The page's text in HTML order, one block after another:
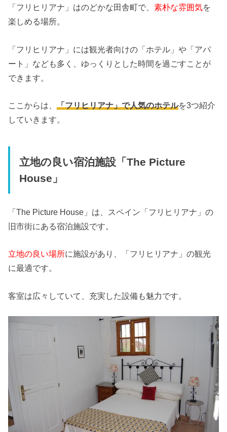
「フリヒリアナ」はのどかな田舎町で、素朴な雰囲気を
楽しめる場所。
「フリヒリアナ」には観光者向けの「ホテル」や「アパ
ート」なども多く、ゆっくりとした時間を過ごすことが
できます。
ここからは、「フリヒリアナ」で人気のホテルを3つ紹介
していきます。
立地の良い宿泊施設「The Picture
House」
「The Picture House」は、スペイン「フリヒリアナ」の
旧市街にある宿泊施設です。
立地の良い場所に施設があり、「フリヒリアナ」の観光
に最適です。
客室は広々していて、充実した設備も魅力です。